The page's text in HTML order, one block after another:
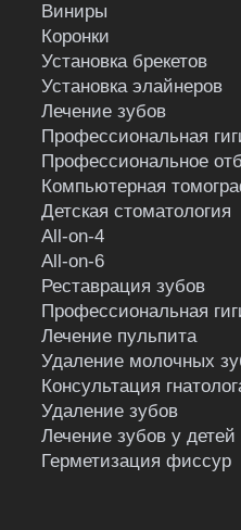
Виниры
Коронки
Установка брекетов
Установка элайнеров
Лечение зубов
Профессиональная
Профессиональное
Компьютерная
Детская стоматология
All-on-4
All-on-6
Реставрация зубов
Профессиональная
Лечение пульпита
Удаление молочных
Консультация
Удаление зубов
Лечение зубов у детей
Герметизация фиссур